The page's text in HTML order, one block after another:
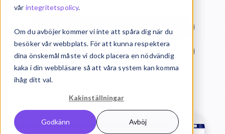
vår integritetspolicy.
Om du avböjer kommer vi inte att spåra dig när du
besöker vår webbplats. För att kunna respektera
dina önskemål måste vi dock placera en nödvändig
kaka i din webbläsare så att våra system kan komma
ihåg ditt val.
Kakinställningar
Godkänn Avböj
Prata med en expert
Migrera QlikView till Cloud